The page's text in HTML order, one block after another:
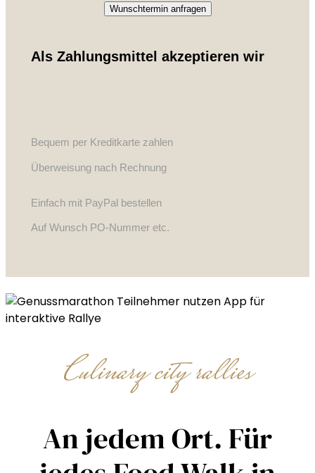
Wunschtermin anfragen
Als Zahlungsmittel akzeptieren wir
Bequem per Kreditkarte zahlen
Überweisung nach Rechnung
Einfach mit PayPal bestellen
Auf Wunsch PO-Nummer etc.
Culinary city rallies
An jedem Ort. Für